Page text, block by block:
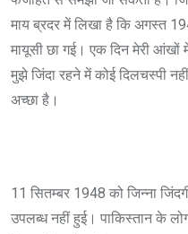
माय ब्रदर में लिखा है कि अगस्त
मायूसी छा गई। एक दिन मेरी आंखों
मुझे जिंदा रहने में कोई दिलचस्पी
अच्छा है।
11 सितम्बर 1948 को जिन्ना
उपलब्ध नहीं हुई। पाकिस्तान के